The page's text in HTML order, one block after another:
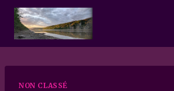
Skip
content
NON CLASSÉ